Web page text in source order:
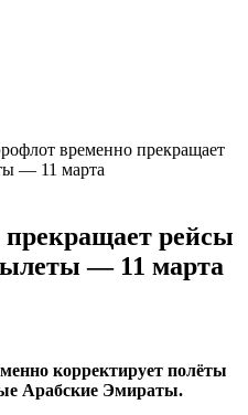
временно прекращает
— 11 марта
рейсы
— 11 марта
корректирует полёты
Арабские Эмираты.